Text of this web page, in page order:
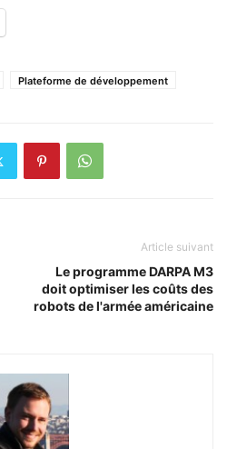
Plateforme de développement
Article suivant
Le programme DARPA M3
doit optimiser les coûts des
robots de l'armée américaine